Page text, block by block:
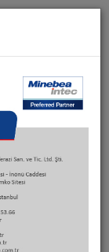
İletişim